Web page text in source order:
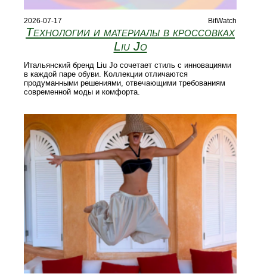
2026-07-17 BitWatch
Технологии и материалы в кроссовках
Liu Jo
Итальянский бренд Liu Jo сочетает стиль с инновациями
в каждой паре обуви. Коллекции отличаются
продуманными решениями, отвечающими требованиям
современной моды и комфорта.